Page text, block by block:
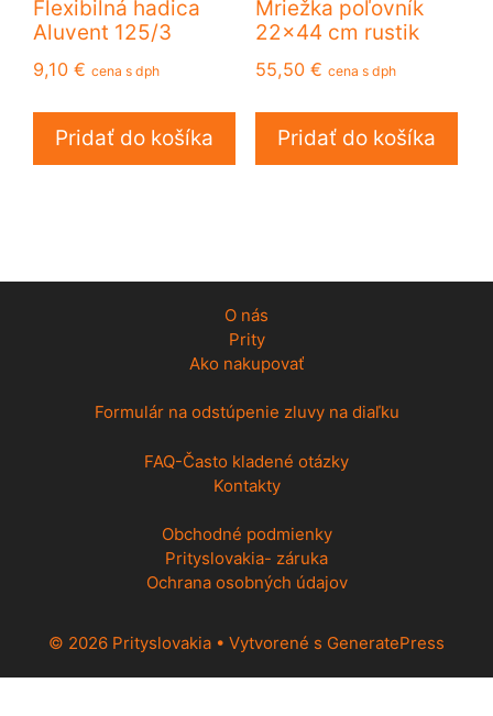
Flexibilná hadica
Aluvent 125/3
9,10 € cena s dph
Pridať do košíka
Mriežka poľovník
22×44 cm rustik
55,50 € cena s dph
Pridať do košíka
O nás
Prity
Ako nakupovať
Formulár na odstúpenie zluvy na diaľku
FAQ-Často kladené otázky
Kontakty
Obchodné podmienky
Prityslovakia- záruka
Ochrana osobných údajov
© 2026 Prityslovakia • Vytvorené s GeneratePress